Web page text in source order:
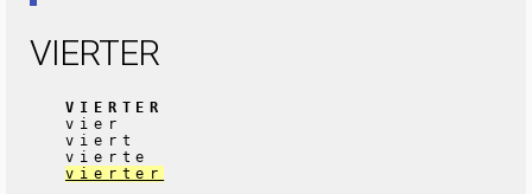
VIERTER
VIERTER
vier
viert
vierte
vierter